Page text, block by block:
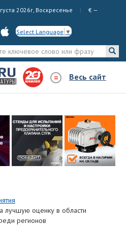
2026г, Воскресенье € —
Select Language ▼
Весь сайт
лучшую оценку в области
регионов